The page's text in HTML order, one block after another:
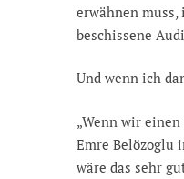
erwähnen
beschissene
Und wenn ich
„Wenn wir
Emre Belözoglu
wäre das sehr